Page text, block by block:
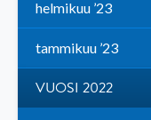
helmikuu ’23
tammikuu ’23
VUOSI 2022